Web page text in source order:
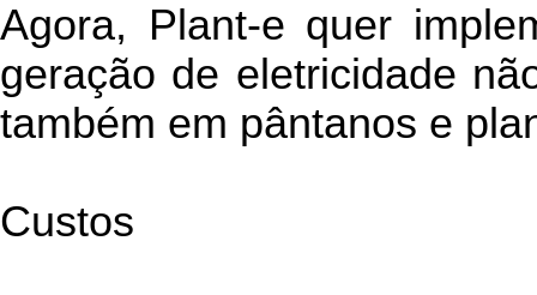
Agora, Plant-e quer
geração de eletricidade
também em pântanos e
Custos